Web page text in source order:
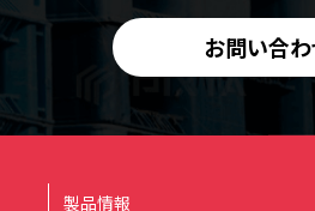
お問い合
製品情報